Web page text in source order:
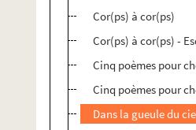
Cor(ps) à cor(ps)
Cor(ps) à cor(ps) -
Cinq poèmes pour
Cinq poèmes pour
Dans la gueule du